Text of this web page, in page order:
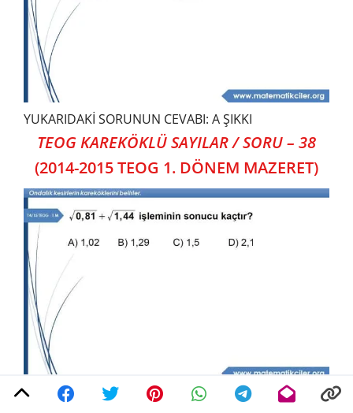
YUKARIDAKİ SORUNUN CEVABI: A ŞIKKI
TEOG KAREKÖKLÜ SAYILAR / SORU – 38
(2014-2015 TEOG 1. DÖNEM MAZERET)
YUKARIDAKİ SORUNUN CEVABI: D ŞIKKI